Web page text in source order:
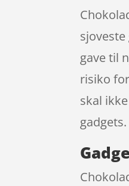
gave til
risiko
skal
gadgets.